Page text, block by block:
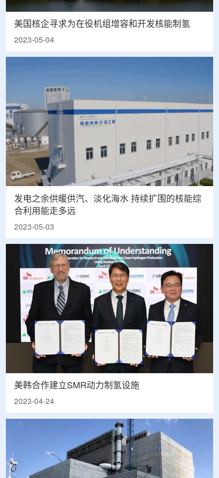
美国核企寻求为在役机组增容和开发核能制氢
2023-05-04
发电之余供暖供汽、淡化海水 持续扩围的核能综
合利用能走多远
2023-05-03
美韩合作建立SMR动力制氢设施
2023-04-24